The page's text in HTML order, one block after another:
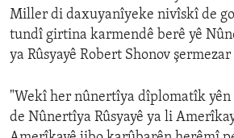
Miller di daxuyanîyeke nivîskî de
tundî girtina karmendê berê yê
ya Rûsyayê Robert Shonov
"Wekî her nûnertîya dîplomatîk yên
de Nûnertîya Rûsyayê ya li